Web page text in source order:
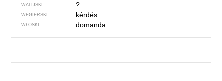
WALIJSKI ?
WĘGIERSKI kérdés
WŁOSKI domanda